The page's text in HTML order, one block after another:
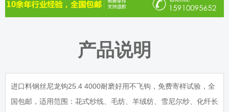
产品说明
进口料钢丝尼龙钩25.4 4000耐磨好用不飞钩，免费寄样试验，全
国包邮，适用范围：花式纱线、毛纺、羊绒纺、雪尼尔纱、化纤长